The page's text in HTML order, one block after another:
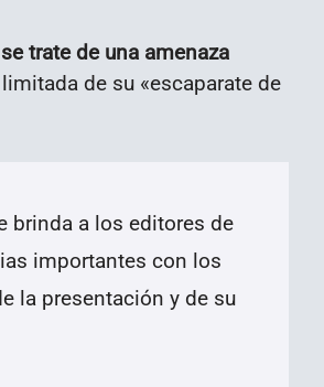
trate de una amenaza
de su «escaparate de
brinda a los editores de
importantes con los
la presentación y de su